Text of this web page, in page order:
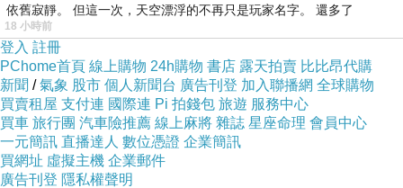
四,
餘由原告負擔
不知該怒?亦悲?!
狐疑?為何駁回…
路霸2號、路霸3號長子等人的
訴請呢?
依舊寂靜。 但這一次，天空漂浮的不再只是玩家名字。 還多了
18 小時前
登入 註冊
PChome首頁 線上購物 24h購物 書店 露天拍賣 比比昂代購
新聞 /氣象 股市 個人新聞台 廣告刊登 加入聯播網 全球購物
買賣租屋 支付連 國際連 Pi 拍錢包 旅遊 服務中心
買車 旅行團 汽車險推薦 線上麻將 雜誌 星座命理 會員中心
一元簡訊 直播達人 數位憑證 企業簡訊
買網址 虛擬主機 企業郵件
廣告刊登 隱私權聲明